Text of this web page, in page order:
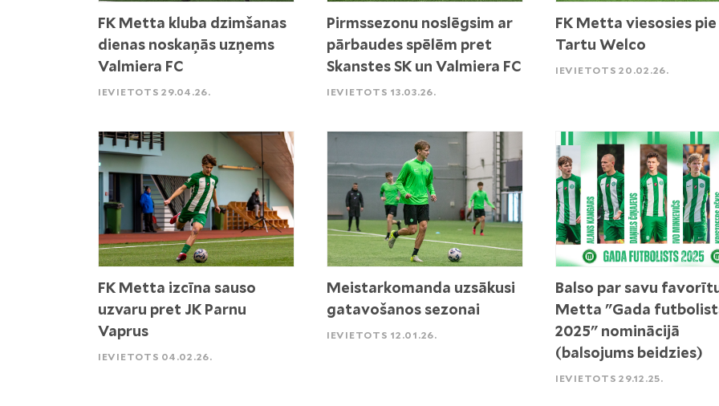
FK Metta kluba dzimšanas
dienas noskaņās uzņems
Valmiera FC
IEVIETOTS 29.04.26.
Pirmssezonu noslēgsim ar
pārbaudes spēlēm pret
Skanstes SK un Valmiera FC
IEVIETOTS 13.03.26.
FK Metta viesosies pie
Tartu Welco
IEVIETOTS 20.02.26.
FK Metta izcīna sauso
uzvaru pret JK Parnu
Vaprus
IEVIETOTS 04.02.26.
Meistarkomanda uzsākusi
gatavošanos sezonai
IEVIETOTS 12.01.26.
Balso par savu
Metta "Gada
2025" nominācijā
(balsojums beidzies)
IEVIETOTS 29.12.25.